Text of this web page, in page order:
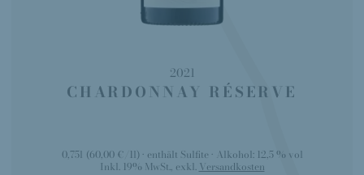
2021
CHARDONNAY RÉSERVE
0,75l (60,00 €/1l) enthält Sulfite Alkohol: 12,5 % vol
Inkl. 19% MwSt., exkl. Versandkosten